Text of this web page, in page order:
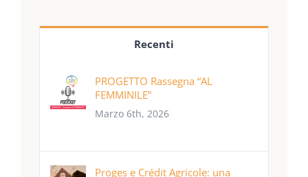
Recenti
PROGETTO Rassegna “AL
FEMMINILE”
Marzo 6th, 2026
Proges e Crédit Agricole: una